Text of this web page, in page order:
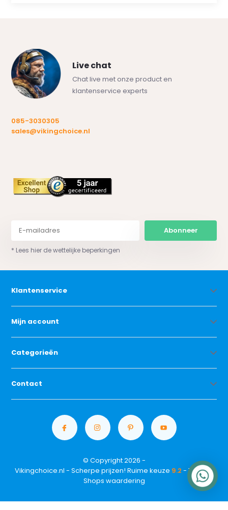
Live chat
Chat live met onze product en
klantenservice experts
085-3030305
sales@vikingchoice.nl
Abonneer
* Lees hier de wettelijke beperkingen
Klantenservice
Mijn account
Categorieën
Contact
© Copyright 2026 -
Vikingchoice.nl - Scherpe prijzen! Ruime keuze 9.2 - Trusted
Shops waardering